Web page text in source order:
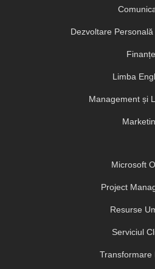
Dezvoltare
Finanțe
Limba
Management și
Microsoft
Project
Resurse
Serviciul
Transformare